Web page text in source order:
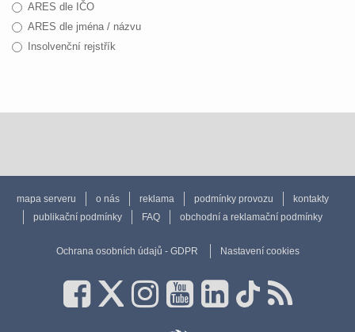
ARES dle IČO
ARES dle jména / názvu
Insolvenční rejstřík
mapa serveru o nás reklama podmínky provozu
kontakty
publikační podmínky
FAQ obchodní a reklamační podmínky
Ochrana osobních údajů - GDPR Nastavení cookies